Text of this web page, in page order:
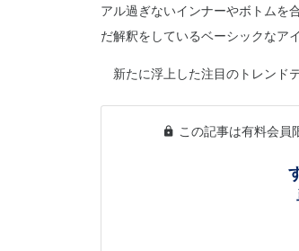
アル過ぎないインナーやボトムを
だ解釈をしているベーシックなア
新たに浮上した注目のトレンド
この記事は有料会員